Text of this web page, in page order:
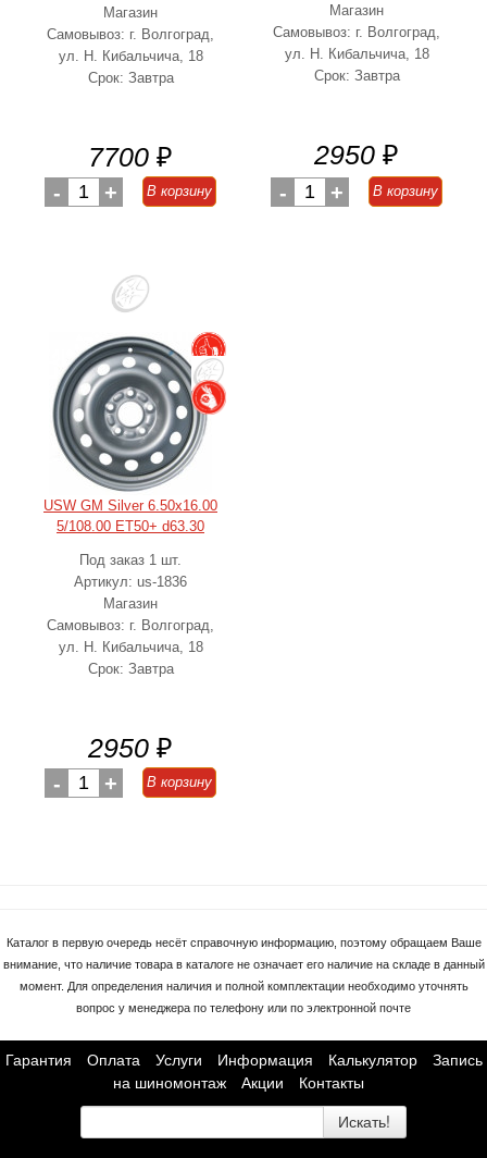
Магазин
Самовывоз: г. Волгоград,
ул. Н. Кибальчича, 18
Срок: Завтра
7700 ₽
- 1 + В корзину
Магазин
Самовывоз: г. Волгоград,
ул. Н. Кибальчича, 18
Срок: Завтра
2950 ₽
- 1 + В корзину
USW GM Silver 6.50x16.00
5/108.00 ET50+ d63.30
Под заказ 1 шт.
Артикул: us-1836
Магазин
Самовывоз: г. Волгоград,
ул. Н. Кибальчича, 18
Срок: Завтра
2950 ₽
- 1 + В корзину
Каталог в первую очередь несёт справочную информацию, поэтому обращаем Ваше
внимание, что наличие товара в каталоге не означает его наличие на складе в данный
момент. Для определения наличия и полной комплектации необходимо уточнять
вопрос у менеджера по телефону или по электронной почте
Гарантия Оплата Услуги Информация Калькулятор
Запись
на шиномонтаж
Акции Контакты
Искать!